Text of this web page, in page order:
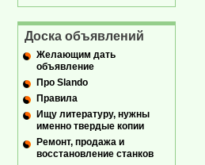
Доска объявлений
Желающим дать
объявление
Про Slando
Правила
Ищу литературу, нужны
именно твердые копии
Ремонт, продажа и
восстановление станков